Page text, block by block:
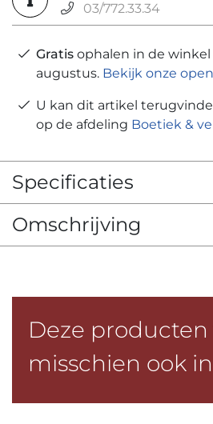
03/772.33.34
Gratis ophalen in de winkel
augustus. Bekijk onze
U kan dit artikel
op de afdeling Boetiek &
Specificaties
Omschrijving
Deze
misschien ook